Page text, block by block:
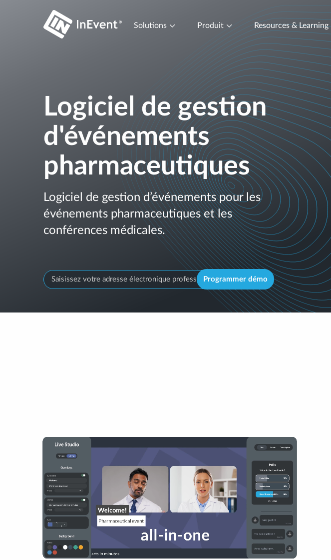
Solutions Produit Resources & Learning
Logiciel de gestion
d'événements
pharmaceutiques
Logiciel de gestion d’événements pour les
événements pharmaceutiques et les
conférences médicales.
Programmer démo